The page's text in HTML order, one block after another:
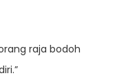
raja bodoh